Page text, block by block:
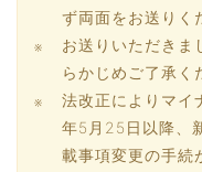
ず両面をお送りく
お送りいただきま
らかじめご了承く
法改正によりマイ
年5月25日以降、
載事項変更の手続